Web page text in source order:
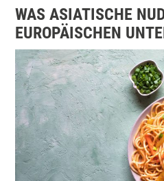
WAS ASIATISCHE
EUROPÄISCHEN